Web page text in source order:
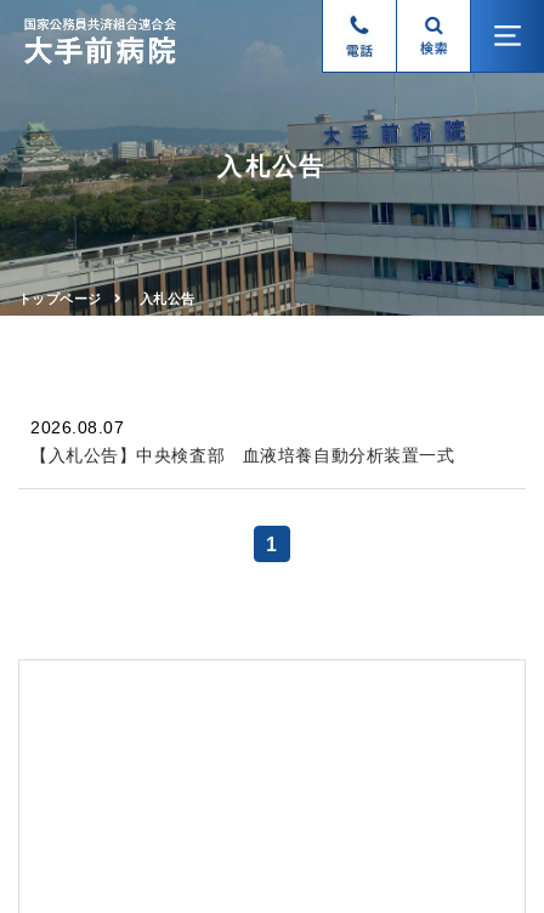
入札公告
トップページ 入札公告
2026.08.07
【入札公告】中央検査部 血液培養自動分析装置一式
1